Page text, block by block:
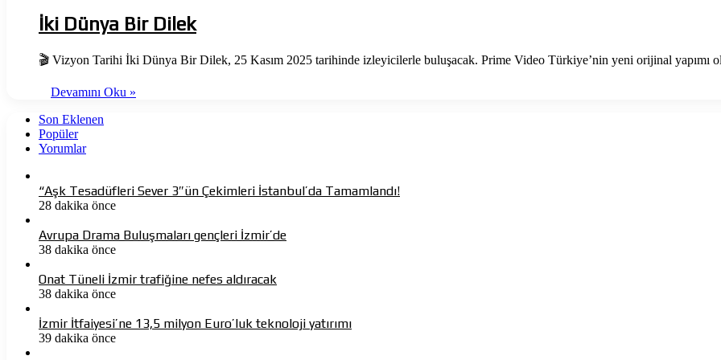
İki Dünya Bir Dilek
🎬 Vizyon Tarihi İki Dünya Bir Dilek, 25 Kasım 2025 tarihinde izleyicilerle buluşacak. Prime Video Türkiye’nin yeni orijinal yapımı
Devamını Oku »
Son Eklenen
Popüler
Yorumlar
“Aşk Tesadüfleri Sever 3″ün Çekimleri İstanbul’da Tamamlandı!
28 dakika önce
Avrupa Drama Buluşmaları gençleri İzmir’de
38 dakika önce
Onat Tüneli İzmir trafiğine nefes aldıracak
38 dakika önce
İzmir İtfaiyesi’ne 13,5 milyon Euro’luk teknoloji yatırımı
39 dakika önce